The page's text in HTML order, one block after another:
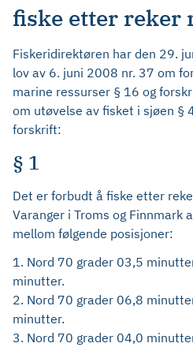
fiske etter reker
Fiskeridirektøren har den 29.
lov av 6. juni 2008 nr. 37 om
marine ressurser § 16 og
om utøvelse av fisket i sjøen §
forskrift:
§ 1
Det er forbudt å fiske etter
Varanger i Troms og Finnmark
mellom følgende posisjoner:
1. Nord 70 grader 03,5
minutter.
2. Nord 70 grader 06,8
minutter.
3. Nord 70 grader 04,0